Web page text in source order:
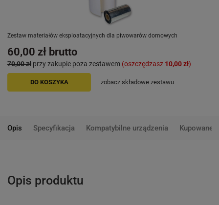
Zestaw materiałów eksploatacyjnych dla piwowarów domowych
60,00 zł brutto
70,00 zł przy zakupie poza zestawem (oszczędzasz 10,00 zł)
DO KOSZYKA zobacz składowe zestawu
Opis Specyfikacja Kompatybilne urządzenia Kupowane
Opis produktu